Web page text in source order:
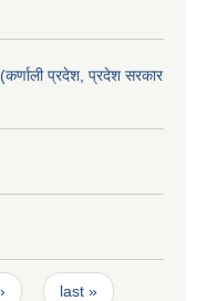
प्रदेश, प्रदेश सरकार
last »